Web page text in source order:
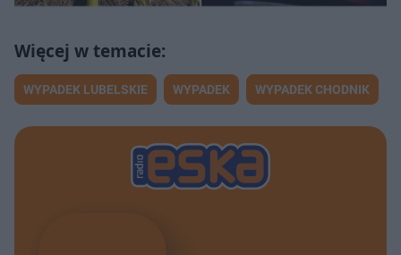
WYPADEK LUBELSKIE WYPADEK WYPADEK CHODNIK